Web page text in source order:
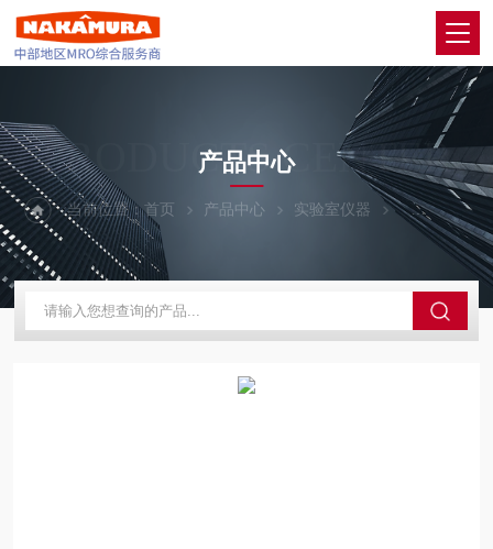
PRODUCTS CENTER
产品中心
当前位置：首页 产品中心 实验室仪器 ITOH/伊藤制